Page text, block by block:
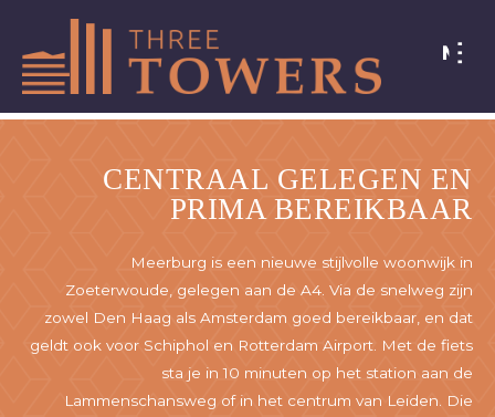
MENU
CENTRAAL GELEGEN EN
PRIMA BEREIKBAAR
Meerburg is een nieuwe stijlvolle woonwijk in
Zoeterwoude, gelegen aan de A4. Via de snelweg zijn
zowel Den Haag als Amsterdam goed bereikbaar, en dat
geldt ook voor Schiphol en Rotterdam Airport. Met de fiets
sta je in 10 minuten op het station aan de
Lammenschansweg of in het centrum van Leiden. Die